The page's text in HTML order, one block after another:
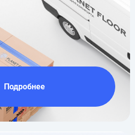
Подробнее